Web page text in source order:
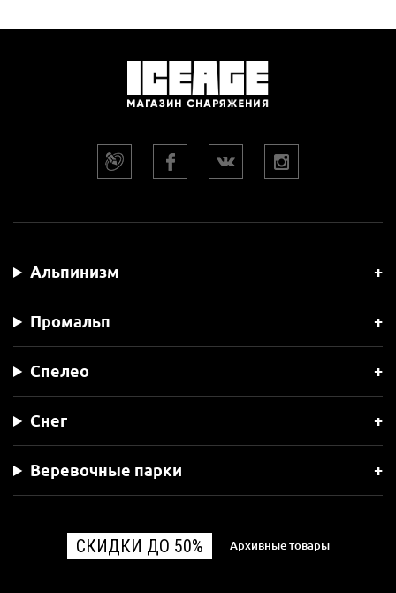
Альпинизм
Промальп
Спелео
Снег
Веревочные парки
СКИДКИ ДО 50% Архивные товары